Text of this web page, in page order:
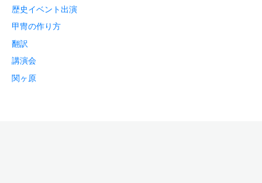
歴史イベント出演
甲冑の作り方
翻訳
講演会
関ヶ原